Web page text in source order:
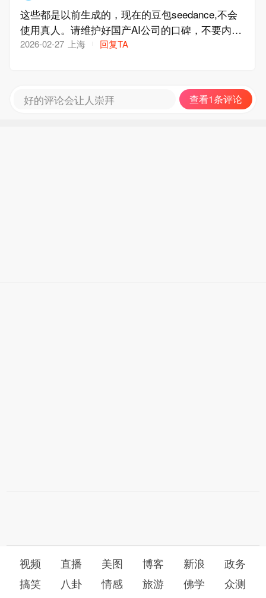
这些都是以前生成的，现在的豆包seedance,不会
使用真人。请维护好国产AI公司的口碑，不要内
讧。谢谢！
2026-02-27 上海 回复TA
好的评论会让人崇拜 查看1条评论
视频 直播 美图 博客 新浪
政务
搞笑
八卦 情感 旅游 佛学 众测